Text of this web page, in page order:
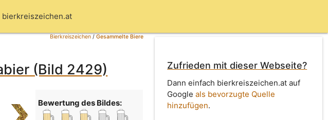
bierkreiszeichen.at
Bierkreiszeichen/Gesammelte Biere
(Bild 2429)
Bewertung des Bildes:
Zufrieden mit dieser Webseite?
Dann einfach bierkreiszeichen.at auf
Googleals bevorzugte Quelle
hinzufügen.